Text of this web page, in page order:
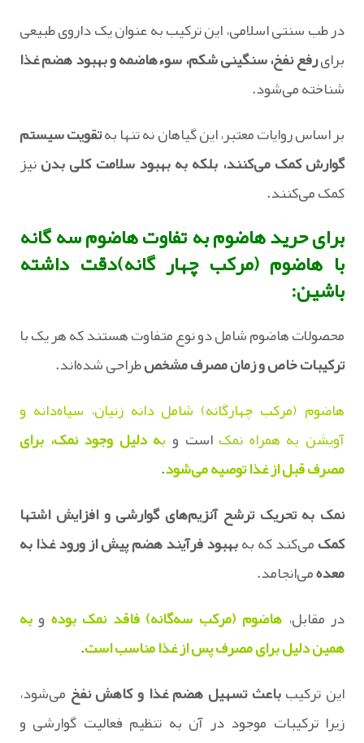
در طب سنتی اسلامی، این ترکیب به عنوان یک داروی طبیعی
برایرفع نفخ، سنگینی شکم، سوءهاضمه و بهبود هضم غذا
شناخته می‌شود.
بر اساس روایات معتبر، این گیاهان نه تنها بهتقویت سیستم
گوارش کمک می‌کنند، بلکه به بهبود سلامت کلی بدننیز
کمک می‌کنند.
برای حرید هاضوم به تفاوت هاضوم سه گانه
با هاضوم (مرکب چهار گانه)دقت داشته
باشین:
محصولات هاضوم شامل دو نوع متفاوت هستند که هر یک با
ترکیبات خاص و زمان مصرف مشخصطراحی شده‌اند.
هاضوم (مرکب چهارگانه) شامل دانه زنیان، سیاه‌دانه و
آویشن به همراه نمکاست وبه دلیل وجود نمک، برای
مصرف قبل از غذا توصیه می‌شود.
نمک به تحریک ترشح آنزیم‌های گوارشی و افزایش اشتها
کمکمی‌کند که بهبهبود فرآیند هضم پیش از ورود غذا به
معدهمی‌انجامد.
در مقابل، هاضوم (مرکب سه‌گانه) فاقد نمک بوده وبه
همین دلیل برای مصرف پس از غذا مناسب است.
این ترکیبباعث تسهیل هضم غذا و کاهش نفخ می‌شود،
زیرا ترکیبات موجود در آن به تنظیم فعالیت گوارشی و